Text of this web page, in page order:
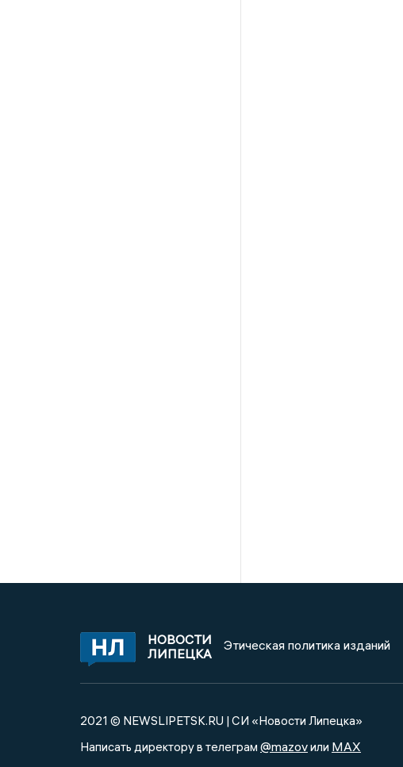
НОВОСТИ
ЛИПЕЦКА
Этическая политика изданий
2021 © NEWSLIPETSK.RU | СИ «Новости Липецка»
Написать директору в телеграм @mazovили MAX